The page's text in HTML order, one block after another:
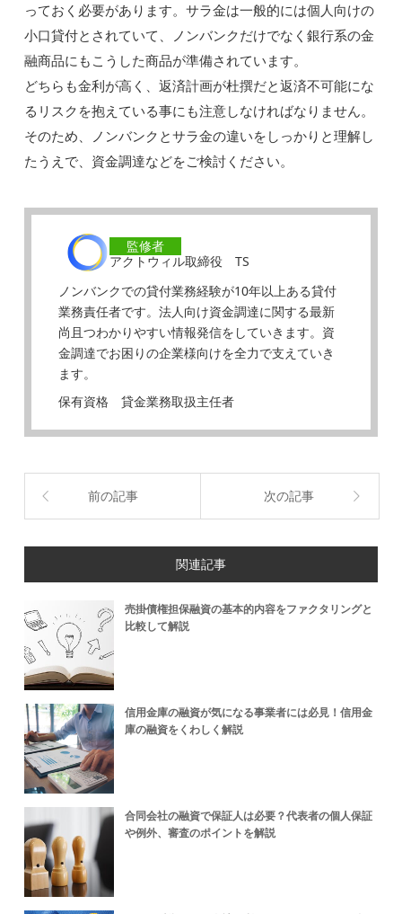
っておく必要があります。サラ金は一般的には個人向けの
小口貸付とされていて、ノンバンクだけでなく銀行系の金
融商品にもこうした商品が準備されています。
どちらも金利が高く、返済計画が杜撰だと返済不可能にな
るリスクを抱えている事にも注意しなければなりません。
そのため、ノンバンクとサラ金の違いをしっかりと理解し
たうえで、資金調達などをご検討ください。
監修者
アクトウィル取締役 TS
ノンバンクでの貸付業務経験が10年以上ある貸付
業務責任者です。法人向け資金調達に関する最新
尚且つわかりやすい情報発信をしていきます。資
金調達でお困りの企業様向けを全力で支えていき
ます。
保有資格 貸金業務取扱主任者
前の記事 次の記事
関連記事
売掛債権担保融資の基本的内容をファクタリングと
比較して解説
信用金庫の融資が気になる事業者には必見！信用金
庫の融資をくわしく解説
合同会社の融資で保証人は必要？代表者の個人保証
や例外、審査のポイントを解説